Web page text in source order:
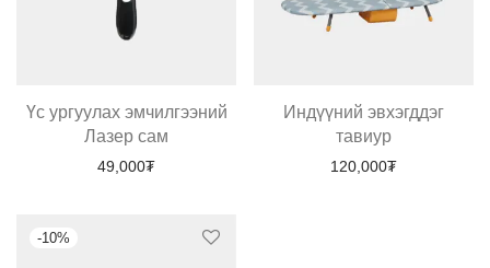
Үс ургуулах эмчилгээний
Лазер сам
49,000₮
Индүүний эвхэгддэг
тавиур
120,000₮
-10%